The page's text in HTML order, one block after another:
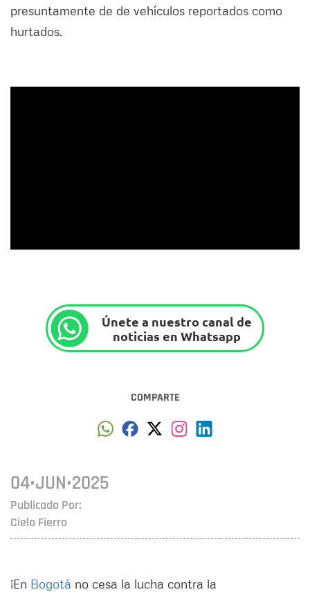
presuntamente de de vehículos reportados como
hurtados.
Únete a nuestro canal de
noticias en Whatsapp
COMPARTE
Publicado Por:
Cielo Fierro
04•JUN•2025
¡En Bogotá no cesa la lucha contra la